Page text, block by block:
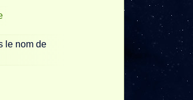
le nom de